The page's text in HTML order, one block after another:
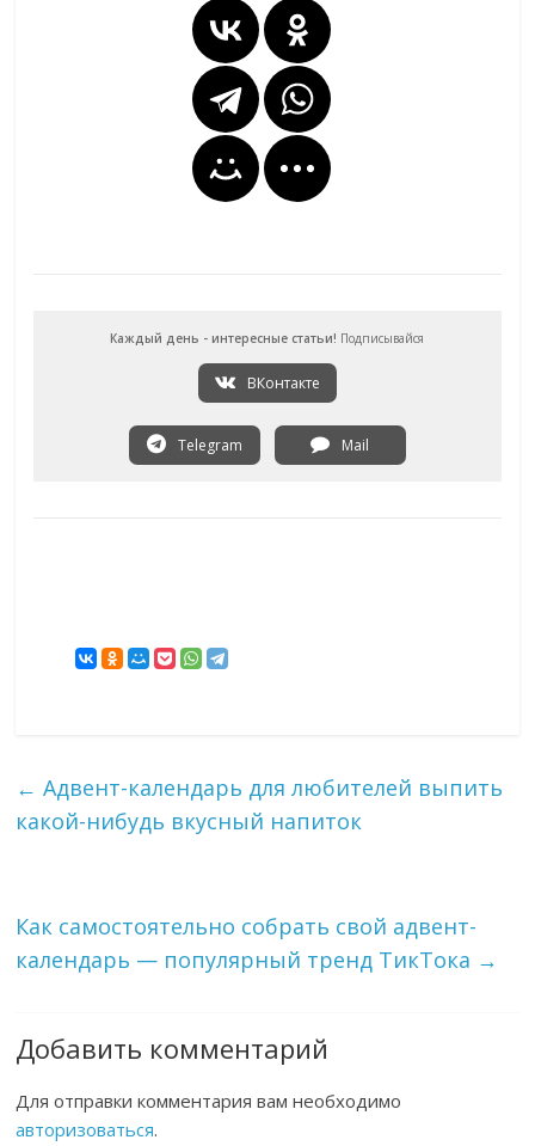
Каждый день - интересные статьи! Подписывайся
ВКонтакте
Telegram Mail
← Адвент-календарь для любителей выпить
какой-нибудь вкусный напиток
Как самостоятельно собрать свой адвент-
календарь — популярный тренд ТикТока →
Добавить комментарий
Для отправки комментария вам необходимо
авторизоваться.